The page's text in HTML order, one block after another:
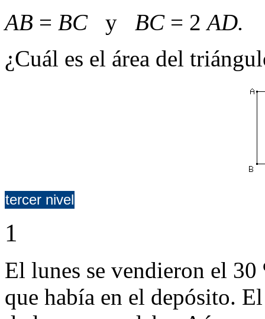
AB = BCy BC= 2AD.
¿Cuál es el área del
tercer nivel
1
El lunes se vendieron el 30
que había en el depósito.